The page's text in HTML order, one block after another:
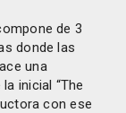
de 3
donde las
una
inicial “The
con ese